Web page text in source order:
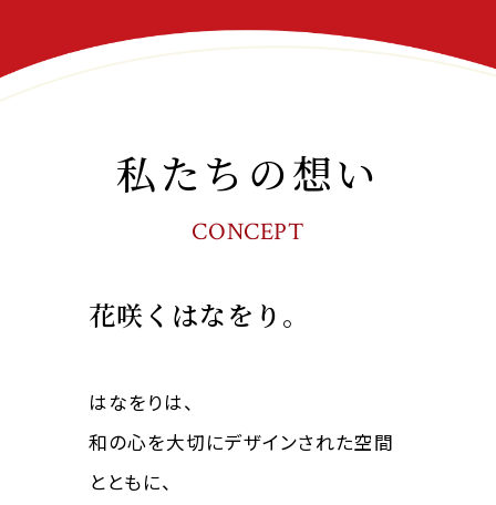
私たちの想い
CONCEPT
花咲くはなをり。
はなをりは、
和の心を大切にデザインされた空間
とともに、